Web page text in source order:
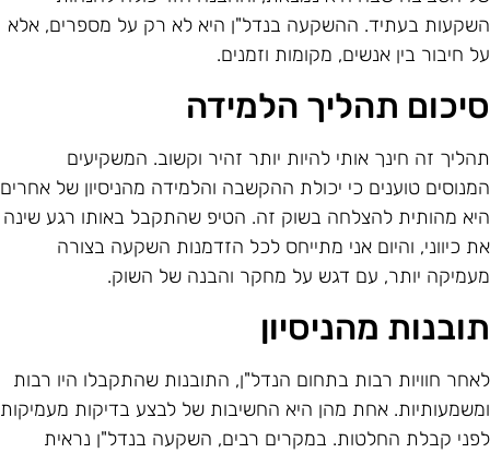
בעתיד. ההשקעה בנדל"ן היא לא רק על מספרים, אלא
חיבור בין אנשים, מקומות וזמנים.
תהליך הלמידה
זה חינך אותי להיות יותר זהיר וקשוב. המשקיעים
טוענים כי יכולת ההקשבה והלמידה מהניסיון של אחרים
מהותית להצלחה בשוק זה. הטיפ שהתקבל באותו רגע שינה
כיווני, והיום אני מתייחס לכל הזדמנות השקעה בצורה
יותר, עם דגש על מחקר והבנה של השוק.
מהניסיון
חוויות רבות בתחום הנדל"ן, התובנות שהתקבלו היו רבות
אחת מהן היא החשיבות של לבצע בדיקות מעמיקות
קבלת החלטות. במקרים רבים, השקעה בנדל"ן נראית